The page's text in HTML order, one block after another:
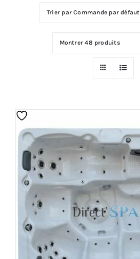
Trier parCommande par défaut
Montrer48 produits